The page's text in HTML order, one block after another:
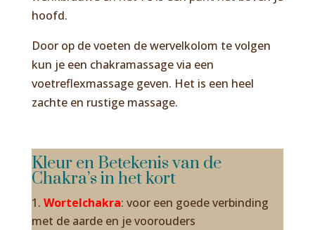
hoofd.
Door op de voeten de wervelkolom te volgen
kun je een chakramassage via een
voetreflexmassage geven. Het is een heel
zachte en rustige massage.
Kleur en Betekenis van de
Chakra’s in het kort
Wortelchakra: voor een goede verbinding
met de aarde en je voorouders